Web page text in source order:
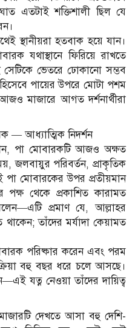
এতটাই শক্তিশালী ছিল যে
স্থানীয়রা হতবাক হয়ে যান।
যথাস্থানে ফিরিয়ে রাখতে
সেটিকে ভেতরে ঢোকানো সম্ভব
হিসেবে পায়ের উপরে মোটা পশম
মাজারে আগত দর্শনার্থীরা
— আধ্যাত্মিক নিদর্শন
পা মোবারকটি আজও অক্ষত
জলবায়ুর পরিবর্তন, প্রাকৃতিক
মোবারকের উপর প্রতীয়মান
থেকে প্রকাশিত কারামত
প্রমাণ যে, আল্লাহর
থাকেন; তাঁদের মর্যাদা কেয়ামত
পরিষ্কার করেন এবং পরম
বহু বছর ধরে চলে আসছে।
যত্ন নেওয়া তাঁদের দায়িত্ব
দেখতে আসা বহু দেশি-